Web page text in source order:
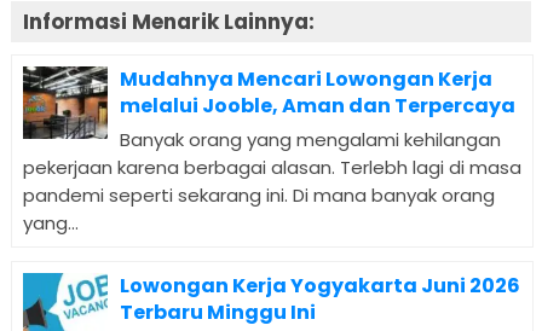
Informasi Menarik Lainnya:
Mudahnya Mencari Lowongan Kerja
melalui Jooble, Aman dan Terpercaya
Banyak orang yang mengalami kehilangan
pekerjaan karena berbagai alasan. Terlebh lagi di masa
pandemi seperti sekarang ini. Di mana banyak orang
yang...
Lowongan Kerja Yogyakarta Juni 2026
Terbaru Minggu Ini